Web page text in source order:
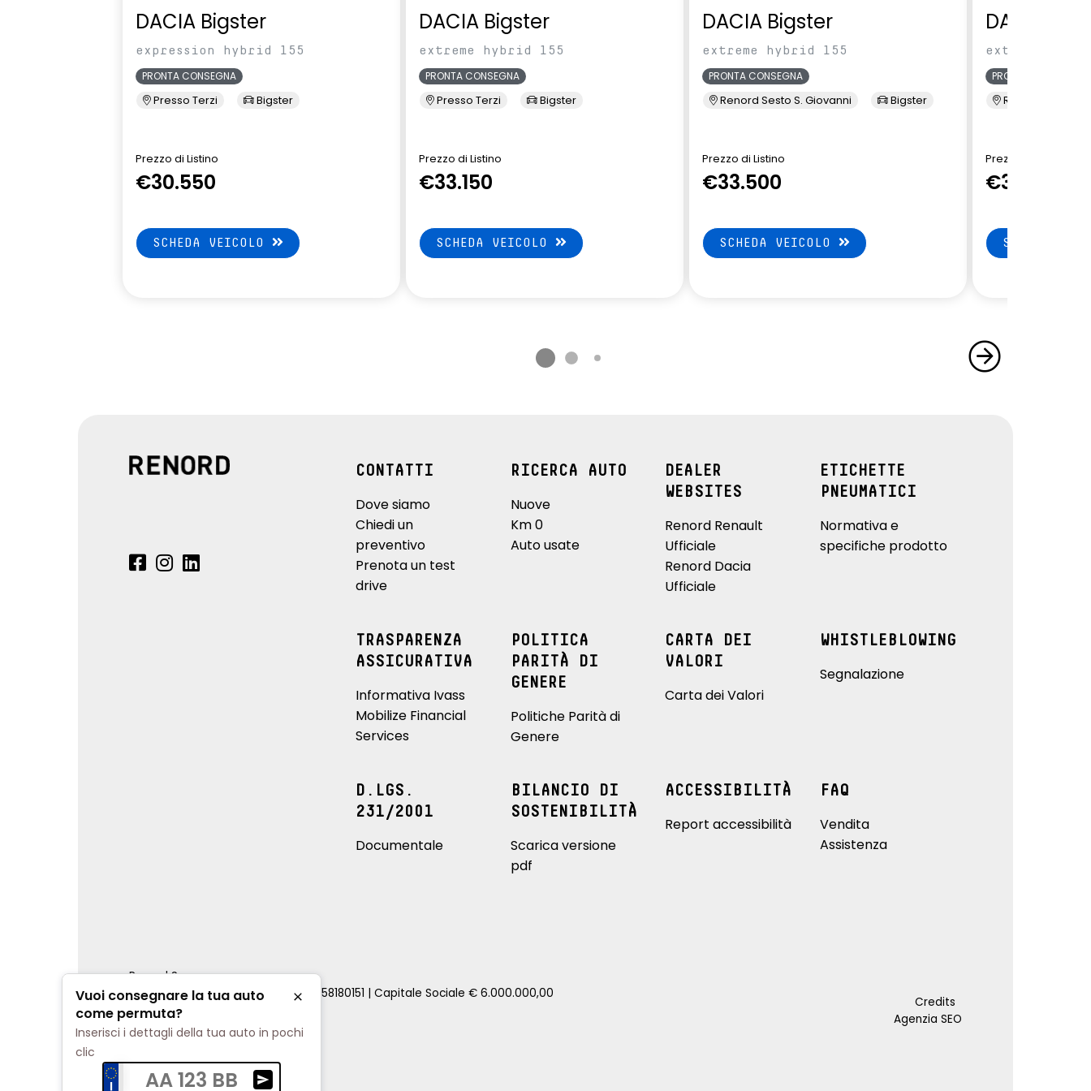
volante in pelleDACIA Bigster
expression hybrid 155
PRONTA CONSEGNA
Presso Terzi Bigster
Prezzo di Listino
€30.550
SCHEDA VEICOLO
DACIA Bigster
extreme hybrid 155
PRONTA CONSEGNA
Presso Terzi Bigster
Prezzo di Listino
€33.150
SCHEDA VEICOLO
DACIA Bigster
extreme hybrid 155
PRONTA CONSEGNA
Renord Sesto S. Giovanni Bigster
Prezzo di Listino
€33.500
SCHEDA VEICOLO
DACIA
extreme
PRONTA CONSEGNA
Renord Sesto S.
Prezzo di Listino
€32.650
SCHEDA
CONTATTI
Dove siamo
Chiedi un
preventivo
Prenota un test
drive
RICERCA AUTO
Nuove
Km 0
Auto usate
DEALER
WEBSITES
Renord Renault
Ufficiale
Renord Dacia
Ufficiale
ETICHETTE
PNEUMATICI
Normativa e
specifiche prodotto
TRASPARENZA
ASSICURATIVA
Informativa Ivass
Mobilize Financial
Services
POLITICA
PARITÀ DI
GENERE
Politiche Parità di
Genere
CARTA DEI
VALORI
Carta dei Valori
WHISTLEBLOWING
Segnalazione
D.LGS.
231/2001
Documentale
BILANCIO DI
SOSTENIBILITÀ
Scarica versione
pdf
ACCESSIBILITÀ
Report accessibilità
FAQ
Vendita
Assistenza
Renord S.p.a.
REA Milano 810796 | P.IVA e C.F. 00858180151 | Capitale Sociale € 6.000.000,00
Cookie Policy
Privacy Policy
Impostazioni di tracciamento
Credits
Agenzia SEO
Vuoi consegnare la tua auto
come permuta?
Chiudi
Inserisci i dettagli della tua auto in pochi
clic
AA 123 BB